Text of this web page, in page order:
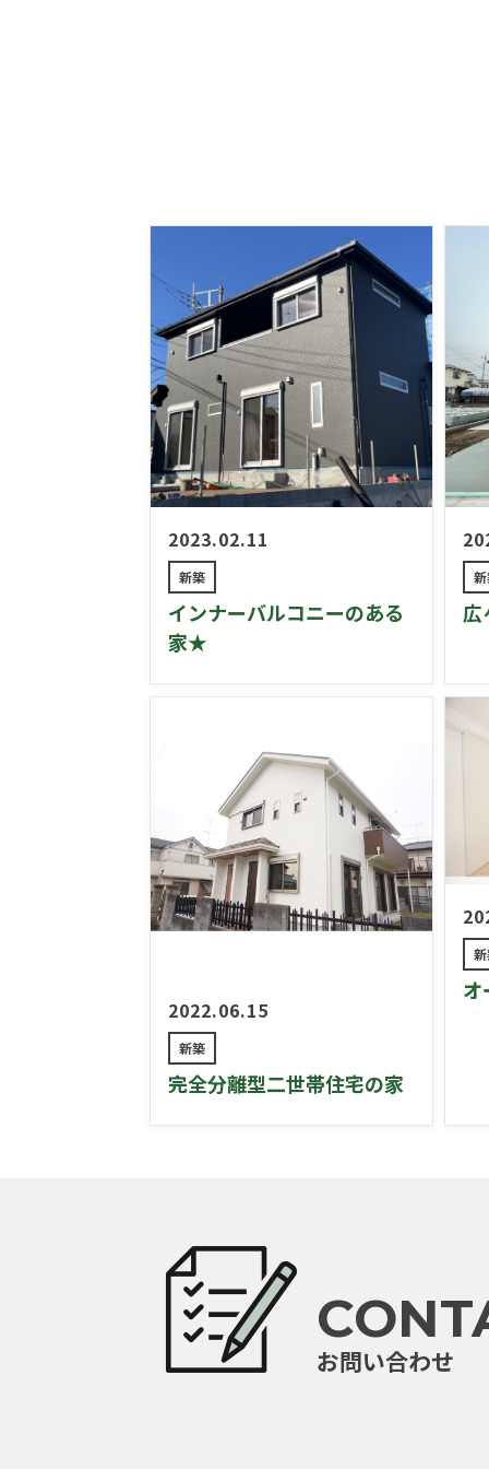
2023.02.11
新築
インナーバルコニーのある
家★
2022.06.15
新築
完全分離型二世帯住宅の家
オ
お問い合わせ